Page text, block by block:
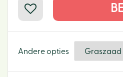
Andere opties